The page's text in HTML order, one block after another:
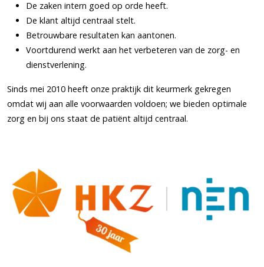
De zaken intern goed op orde heeft.
De klant altijd centraal stelt.
Betrouwbare resultaten kan aantonen.
Voortdurend werkt aan het verbeteren van de zorg- en
dienstverlening.
Sinds mei 2010 heeft onze praktijk dit keurmerk gekregen
omdat wij aan alle voorwaarden voldoen; we bieden optimale
zorg en bij ons staat de patiënt altijd centraal.